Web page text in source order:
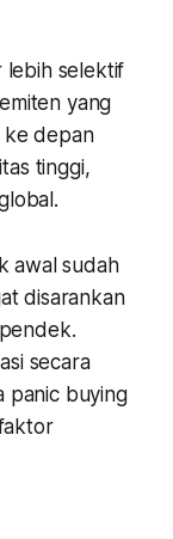
lebih selektif
yang
ke depan
tinggi,
awal sudah
disarankan
secara
panic buying